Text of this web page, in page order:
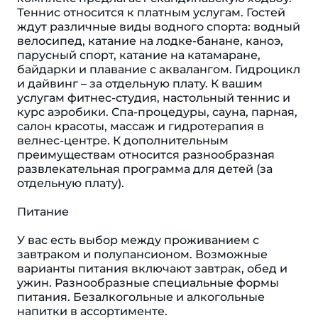
Теннис относится к платным услугам. Гостей
ждут различные виды водного спорта: водный
велосипед, катание на лодке-банане, каноэ,
парусный спорт, катание на катамаране,
байдарки и плавание с аквалангом. Гидроцикл
и дайвинг – за отдельную плату. К вашим
услугам фитнес-студия, настольный теннис и
курс аэробики. Спа-процедуры, сауна, парная,
салон красоты, массаж и гидротерапия в
велнес-центре. К дополнительным
преимуществам относится разнообразная
развлекательная программа для детей (за
отдельную плату).
Питание
У вас есть выбор между проживанием с
завтраком и полупансионом. Возможные
варианты питания включают завтрак, обед и
ужин. Разнообразные специальные формы
питания. Безалкогольные и алкогольные
напитки в ассортименте.